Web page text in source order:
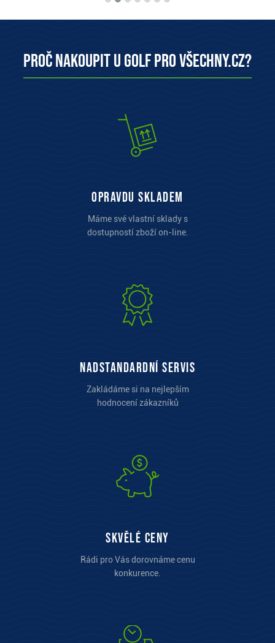
Proč nakoupit u Golf pro všechny.cz?
opravdu skladem
Máme své vlastní sklady s
dostupností zboží on-line.
Nadstandardní servis
Zakládáme si na nejlepším
hodnocení zákazníků
Skvělé ceny
Rádi pro Vás dorovnáme cenu
konkurence.